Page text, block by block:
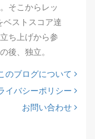
そこからレッ
ベストスコア達
ち上げから参
後、独立。
のブログについて
イバシーポリシー
お問い合わせ